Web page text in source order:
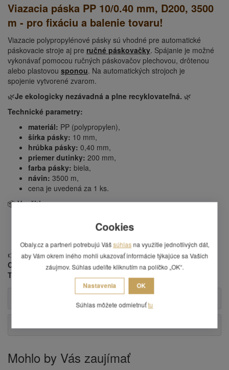
Viazacia páska PP 10/0.40 mm, D200, 3500
m - pro fixáciu a balenie tovaru!
Viazacie polypropylénové pásky sú vhodné pre automatické
páskovacie stroje aj pre ručné páskovačky. Spájanie je možné
vykonávať pomocou ručných páskovačov plechovou, drôtenou
alebo plastovou sponou. Na automatických strojoch je
spojenie vytvorené zvarom.
🌿Je ekologicky nezávadná a plne recyklovateľná. 🌿
Technické parametry:
materiál: PP (polypropylen),
šírka pásky: 10 mm,
hrúbka pásky: 0,40 mm,
priemer dutinky: 200 mm,
farba pásky: biela,
návin: 3500 m,
cena je uvedená za 1 ks.
📦Využitie:
Vhodná pre ručné aj automatické páskovacie stroje.
👉 Viazacie pásky sú vhodné pre páskovacie strojeMOSCA,
CYKLOP, SMB, FERAG, STRAPEX , ORGAPACK, FROMM,
TRANSPAK, REISOPACK, ZAPAK, MINIPACK, ROBOPAC.
Mohlo by Vás zaujímať
Cookies
Obaly.cz a partneri potrebujú Vášsúhlas na využitie jednotlivých dát,
aby Vám okrem iného mohli ukazovať informácie týkajúce sa Vašich
záujmov. Súhlas udelíte kliknutím na políčko „OK“.
Nastavenia OK
Súhlas môžete odmietnuťtu